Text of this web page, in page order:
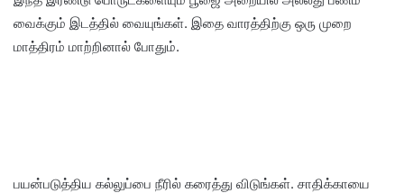
வைக்கும் இடத்தில் வையுங்கள். இதை வாரத்திற்கு ஒரு முறை
மாத்திரம் மாற்றினால் போதும்.
பயன்படுத்திய கல்லுப்பை நீரில் கரைத்து விடுங்கள். சாதிக்காயை